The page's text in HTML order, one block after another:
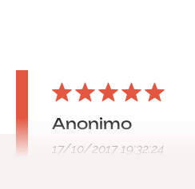
Anonimo
17/10/2017 19:32:24